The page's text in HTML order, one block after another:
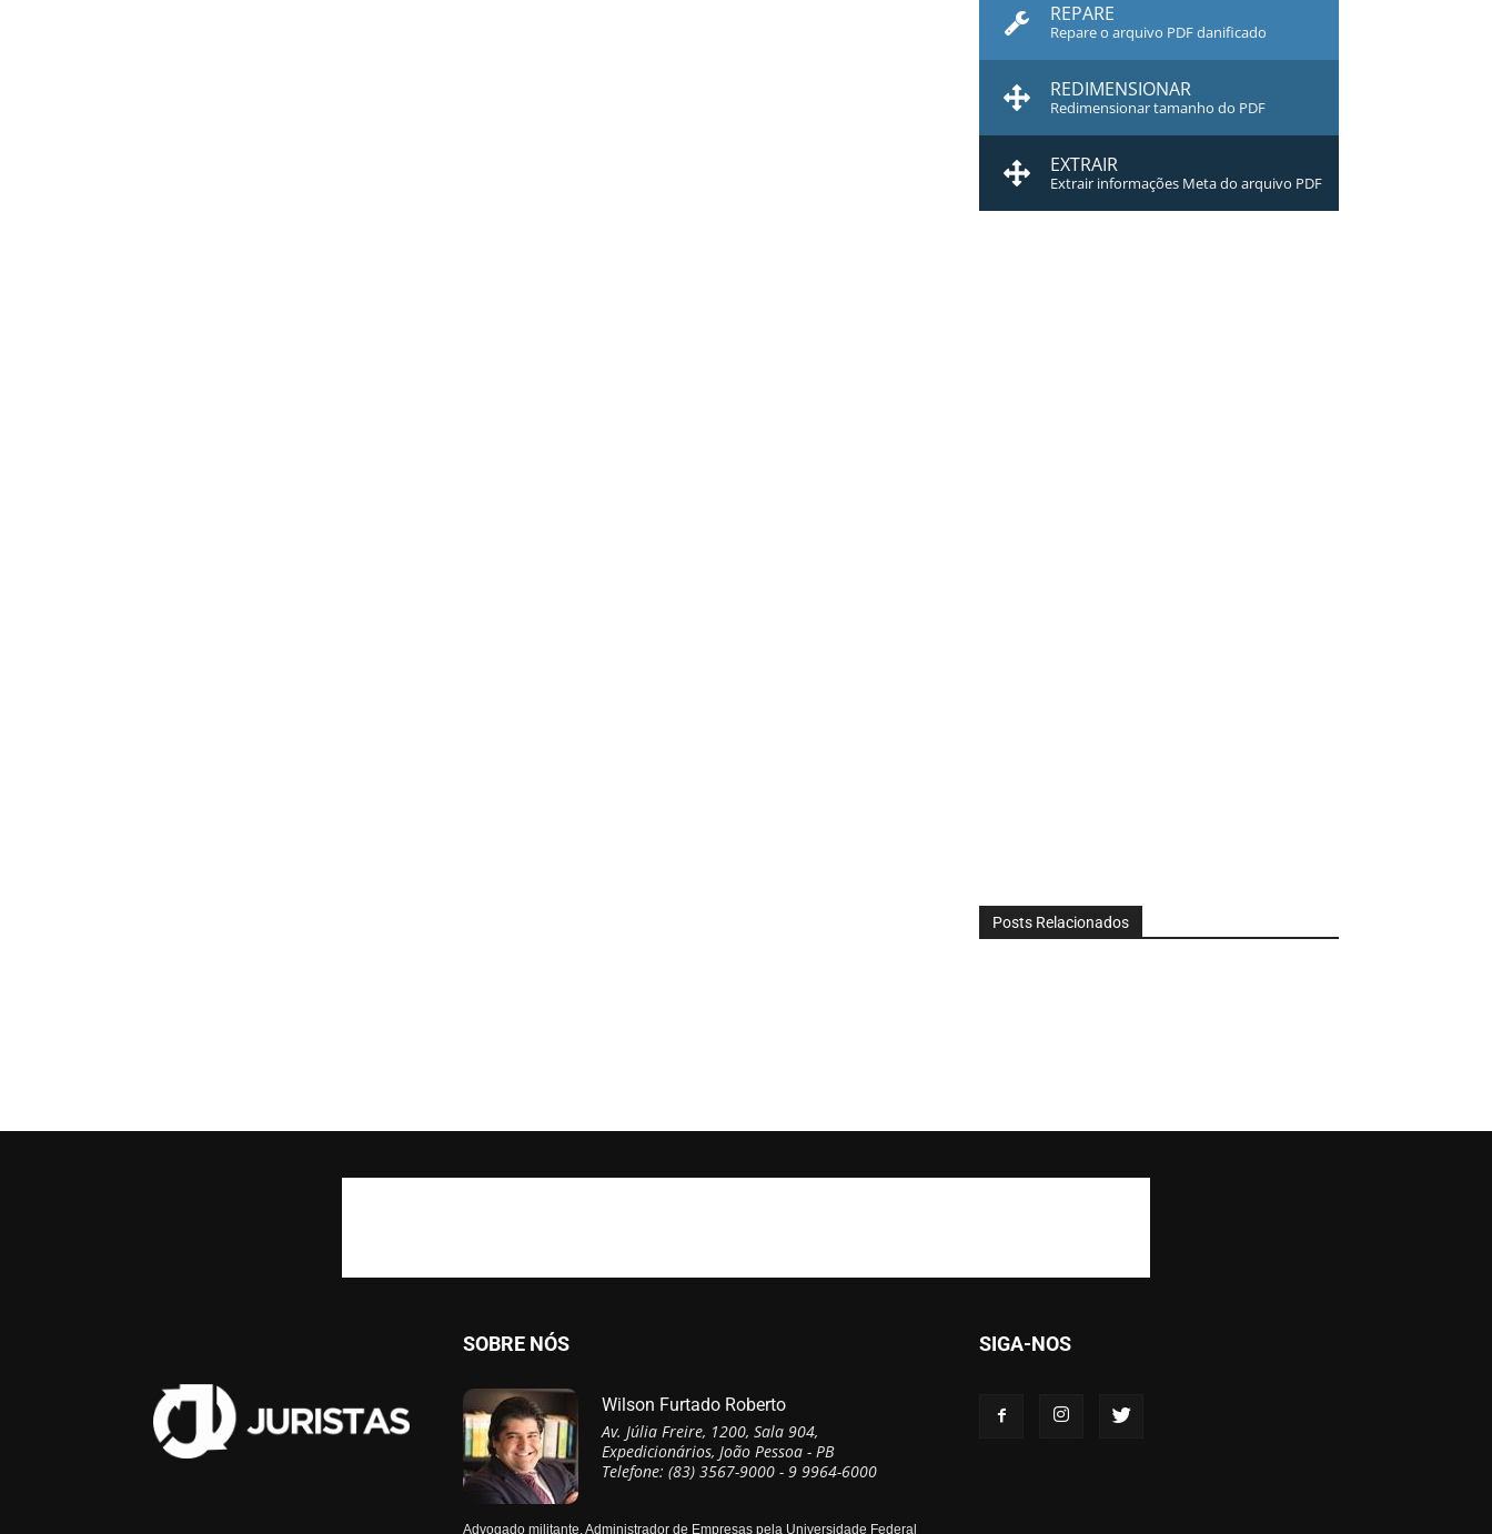
REPARE
Repare o arquivo PDF danificado
REDIMENSIONAR
Redimensionar tamanho do PDF
EXTRAIR
Extrair informações Meta do arquivo PDF
Posts Relacionados
SOBRE NÓS
Wilson Furtado Roberto
Av. Júlia Freire, 1200, Sala 904,
Expedicionários, João Pessoa - PB
Telefone: (83) 3567-9000 - 9 9964-6000
Advogado militante, Administrador de Empresas pela Universidade Federal
SIGA-NOS